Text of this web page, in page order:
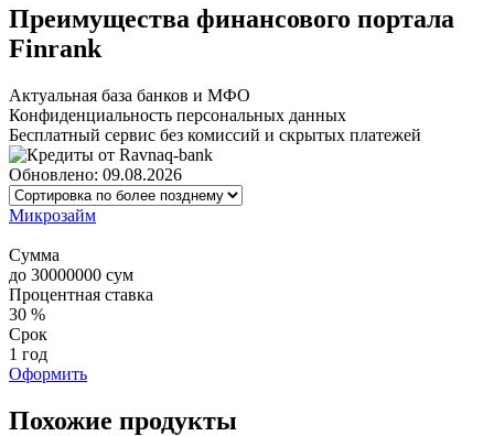
Преимущества финансового портала
Finrank
Актуальная база банков и МФО
Конфиденциальность персональных данных
Бесплатный сервис без комиссий и скрытых платежей
Обновлено: 09.08.2026
Микрозайм
Сумма
до 30000000 сум
Процентная ставка
30 %
Срок
1 год
Оформить
Похожие продукты